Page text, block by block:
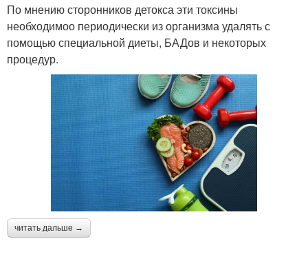
По мнению сторонников детокса эти токсины
необходимоо периодически из организма удалять с
помощью специальной диеты, БАДов и некоторых
процедур.
читать дальше →